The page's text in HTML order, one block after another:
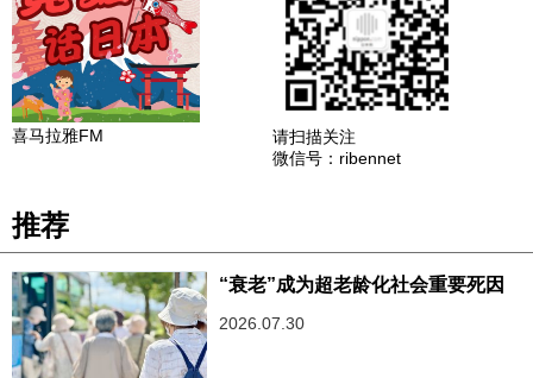
喜马拉雅FM
请扫描关注
微信号：ribennet
推荐
“衰老”成为超老龄化社会重要死因
2026.07.30